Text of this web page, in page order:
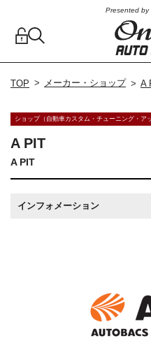
Presented by
TOP メーカー・ショップ A
ショップ（自動車カスタム・チューニング・ア
A PIT
A PIT
インフォメーション